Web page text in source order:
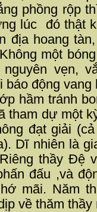
phồng rộp
lúc
đó thật
địa hoang
một
vẹn,
động vang
hầm tránh
tham dự một
đạt giải
Dĩ nhiên là
thầy Đệ
đấu ,và
mãi. Năm
về thăm thầy